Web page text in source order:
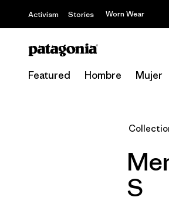
Activism Stories Worn Wear
Featured Hombre Mujer
S